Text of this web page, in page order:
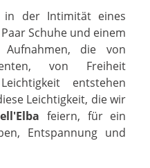
in der Intimität eines
Schuhe und einem
Aufnahmen, die von
von Freiheit
entstehen
Leichtigkeit, die wir
feiern, für ein
Entspannung und